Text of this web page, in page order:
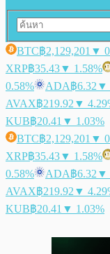
BTC฿2,129,201 ▼
XRP฿35.43▼ 1.58%
0.58%
ADA฿6.32 ▼
AVAX฿219.92 ▼
KUB฿20.41 ▼ 1.03%
BTC฿2,129,201 ▼
XRP฿35.43▼ 1.58%
0.58%
ADA฿6.32 ▼
AVAX฿219.92 ▼
KUB฿20.41 ▼ 1.03%